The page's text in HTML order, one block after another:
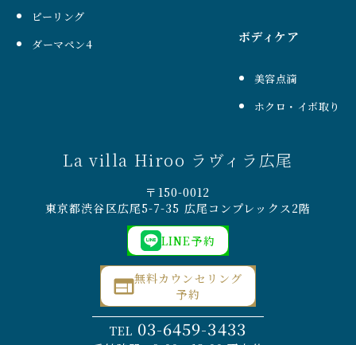
ピーリング
ダーマペン4
ボディケア
美容点滴
ホクロ・イボ取り
La villa Hiroo ラヴィラ広尾
〒150-0012
東京都渋谷区広尾5-7-35 広尾コンプレックス2階
LINE予約
無料カウンセリング
予約
TEL 03-6459-3433